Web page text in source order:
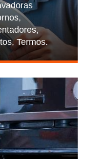
Termos.